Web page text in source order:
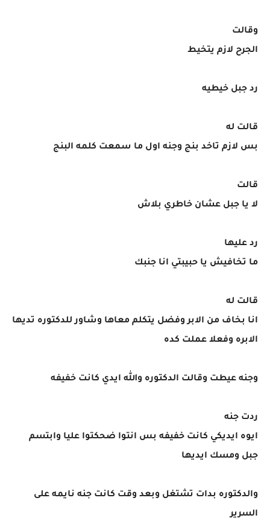
وقالت
الجرح لازم يتخيط
رد جبل خيطيه
قالت له
بس لازم تاخد بنج وجنه اول ما سمعت كلمه البنج
قالت
لا يا جبل عشان خاطري بلاش
رد عليها
ما تخافيش يا حبيبتي انا جنبك
قالت له
انا بخاف من الابر وفضل يتكلم معاها وشاور للدكتوره تديها
الابره وفعلا عملت كده
وجنه عيطت وقالت الدكتوره والله ايدي كانت خفيفه
ردت جنه
ايوه ايديكي كانت خفيفه بس انتوا ضحكتوا عليا وابتسم
جبل ومسك ايديها
والدكتوره بدات تشتغل وبعد وقت كانت جنه نايمه على
السرير